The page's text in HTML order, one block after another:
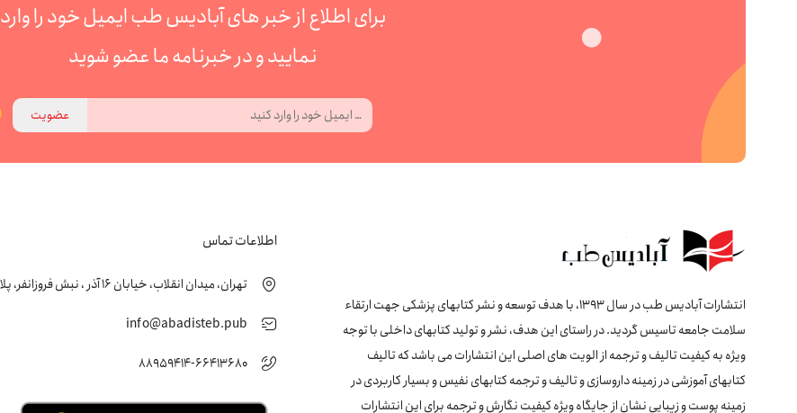
برای اطلاع از خبر های آبادیس طب ایمیل خود را وارد
نمایید و در خبرنامه ما عضو شوید
عضویت
انتشارات آبادیس طب در سال 1393، با هدف توسعه و نشر کتابهای پزشکی جهت ارتقاء
سلامت جامعه تاسیس گردید. در راستای این هدف، نشر و تولید کتابهای داخلی با توجه
ویژه به کیفیت تالیف و ترجمه از الویت های اصلی این انتشارات می باشد که تالیف
کتابهای آموزشی در زمینه داروسازی و تالیف و ترجمه کتابهای نفیس و بسیار کاربردی در
زمینه پوست و زیبایی نشان از جایگاه ویژه کیفیت نگارش و ترجمه برای این انتشارات
اطلاعات تماس
تهران، میدان انقلاب، خیابان 16 آذر ، نبش فروزانفر، پلاک 24 ، طبقه اول
info@abadisteb.pub
88959414-66413680